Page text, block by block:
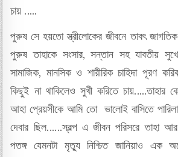
চায় …..
পুরুষ সে হয়তো স্ত্রীলোকের জীবনে তাবৎ
পুরুষ তাহাকে সংসার, সন্তান সহ যাবতীয় সুখে
সামাজিক, মানসিক ও শারীরিক চাহিদা পূরণ
কিছুই না থাকিলেও সুখী করিতে চায়…..তাহার
আহা প্রেয়সীকে আমি তো ভালোই বাসিতে
দেবার ছিল……স্বল্প এ জীবন পরিসরে তাহা
পতঙ্গ যেমনটা মৃত্যু নিশ্চিত জানিয়াও এক